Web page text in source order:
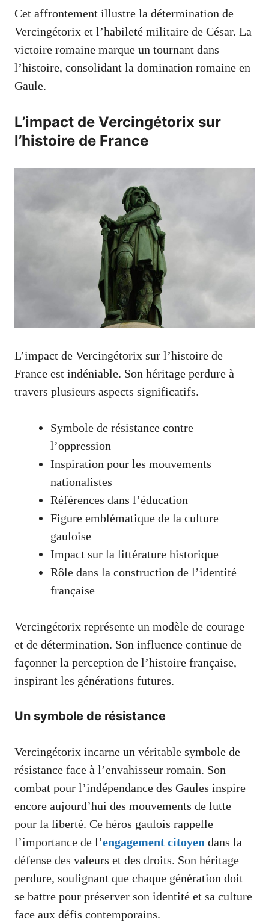
Cet affrontement illustre la détermination de
Vercingétorix et l’habileté militaire de César. La
victoire romaine marque un tournant dans
l’histoire, consolidant la domination romaine en
Gaule.
L’impact de Vercingétorix sur
l’histoire de France
L’impact de Vercingétorix sur l’histoire de
France est indéniable. Son héritage perdure à
travers plusieurs aspects significatifs.
Symbole de résistance contre
l’oppression
Inspiration pour les mouvements
nationalistes
Références dans l’éducation
Figure emblématique de la culture
gauloise
Impact sur la littérature historique
Rôle dans la construction de l’identité
française
Vercingétorix représente un modèle de courage
et de détermination. Son influence continue de
façonner la perception de l’histoire française,
inspirant les générations futures.
Un symbole de résistance
Vercingétorix incarne un véritable symbole de
résistance face à l’envahisseur romain. Son
combat pour l’indépendance des Gaules inspire
encore aujourd’hui des mouvements de lutte
pour la liberté. Ce héros gaulois rappelle
l’importance de l’engagement citoyen dans la
défense des valeurs et des droits. Son héritage
perdure, soulignant que chaque génération doit
se battre pour préserver son identité et sa culture
face aux défis contemporains.